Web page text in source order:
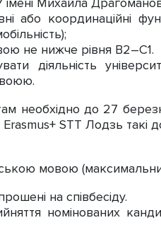
імені Михайла
або координаційні
не нижче рівня B2–C1.
діяльність
необхідно до 27
STT Лодзь такі
мовою
на співбесіду.
номінованих